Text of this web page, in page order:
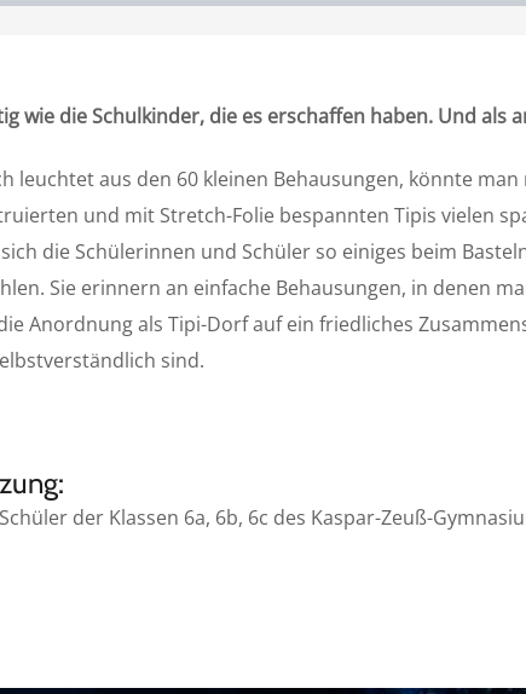
wie die Schulkinder, die es erschaffen haben. Und
leuchtet aus den 60 kleinen Behausungen, könnte
und mit Stretch-Folie bespannten Tipis vielen
die Schülerinnen und Schüler so einiges beim
Sie erinnern an einfache Behausungen, in denen
Anordnung als Tipi-Dorf auf ein friedliches
sind.
der Klassen 6a, 6b, 6c des Kaspar-Zeuß-